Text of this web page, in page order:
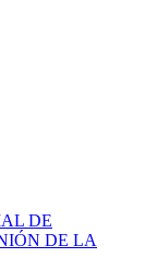
DE
DE LA